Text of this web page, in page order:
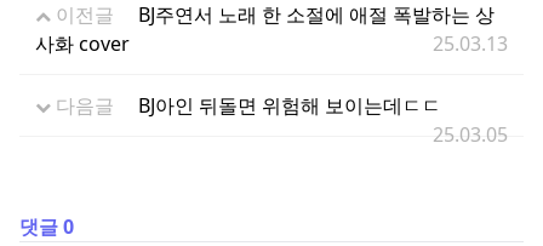
이전글
BJ주연서 노래 한 소절에 애절 폭발하는 상
사화 cover
25.03.13
다음글
BJ아인 뒤돌면 위험해 보이는데ㄷㄷ
25.03.05
댓글 0